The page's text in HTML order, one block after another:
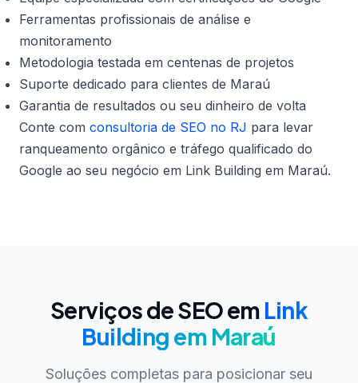
Ferramentas profissionais de análise e
monitoramento
Metodologia testada em centenas de projetos
Suporte dedicado para clientes de Maraú
Garantia de resultados ou seu dinheiro de volta
Conte com consultoria de SEO no RJ para levar
ranqueamento orgânico e tráfego qualificado do
Google ao seu negócio em Link Building em Maraú.
Serviços de SEO em Link
Building em Maraú
Soluções completas para posicionar seu